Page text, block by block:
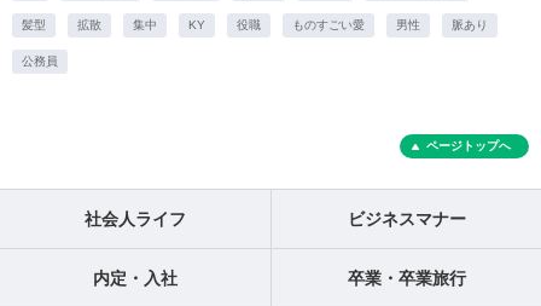
髪型 拡散 集中 KY 役職 ものすごい愛 男性 脈あり
公務員
ページトップへ
社会人ライフ ビジネスマナー
内定・入社 卒業・卒業旅行